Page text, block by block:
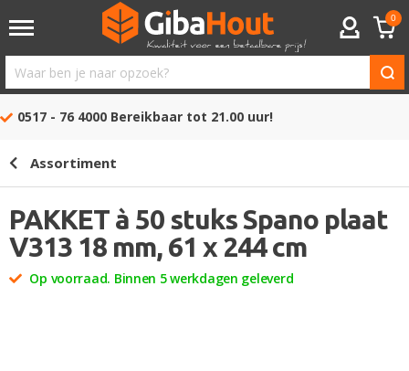
ACCOUNT
0
Waar
ben
opzoek?
0517 - 76 4000 Bereikbaar tot 21.00 uur!
Assortiment
PAKKET à 50 stuks Spano plaat
V313 18 mm, 61 x 244 cm
Op voorraad. Binnen 5 werkdagen geleverd